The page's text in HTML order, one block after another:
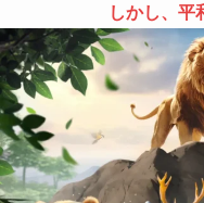
しかし、平